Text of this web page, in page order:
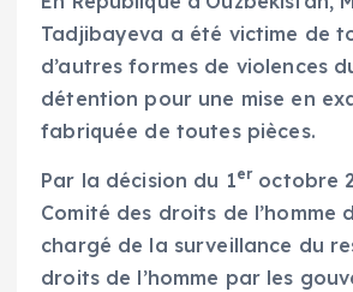
Tadjibayeva a été victime de
d’autres formes de violences
détention pour une mise en
fabriquée de toutes pièces.
Par la décision du 1er octobre
Comité des droits de l’homme
chargé de la surveillance du
droits de l’homme par les